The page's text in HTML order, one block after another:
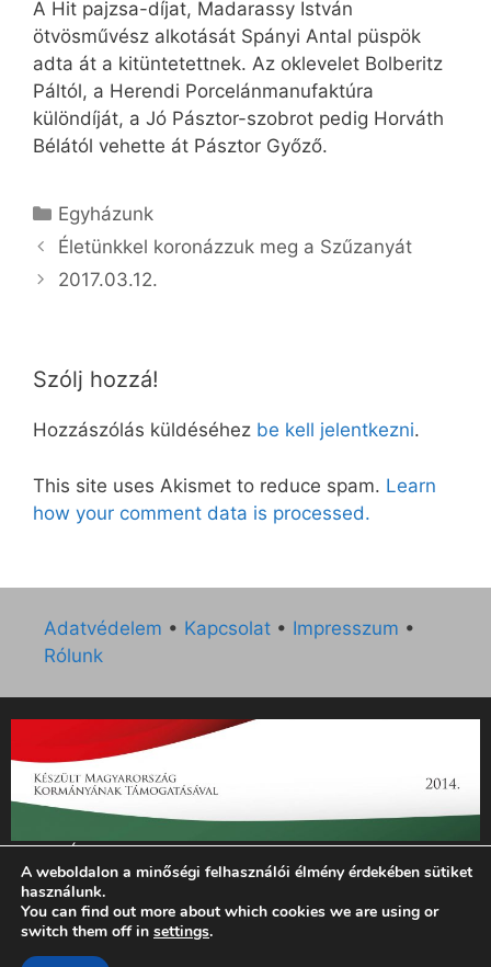
A Hit pajzsa-díjat, Madarassy ­István
ötvösművész alkotását Spányi Antal püspök
adta át a kitüntetettnek. Az oklevelet Bolberitz
Páltól, a Herendi Porcelánmanufaktúra
különdíját, a Jó Pásztor-szobrot pedig Horváth
Bélától vehette át Pásztor Győző.
Kategória
Egyházunk
Életünkkel koronázzuk meg a Szűzanyát
2017.03.12.
Szólj hozzá!
Hozzászólás küldéséhez be kell jelentkezni.
This site uses Akismet to reduce spam. Learn
how your comment data is processed.
Adatvédelem • Kapcsolat • Impresszum •
Rólunk
„Az Új Ember katolikus hetilap 2014. évi működésének
támogatását az EGYH-KCP-14-P-0121 sz. támogatási
szerződés keretében 3 000 000 Ft összegben támogatta az
Emberi Erőforrások Minisztériuma.”
A weboldalon a minőségi felhasználói élmény érdekében sütiket
használunk.
You can find out more about which cookies we are using or
switch them off in settings.